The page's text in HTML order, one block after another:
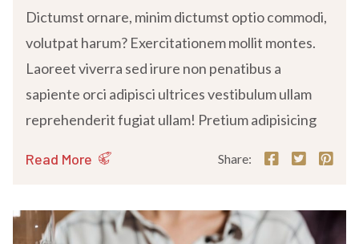
Dictumst ornare, minim dictumst optio commodi,
volutpat harum? Exercitationem mollit montes.
Laoreet viverra sed irure non penatibus a
sapiente orci adipisci ultrices vestibulum ullam
reprehenderit fugiat ullam! Pretium adipisicing
Read More Share: